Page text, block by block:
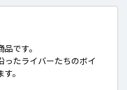
です。
ったライバーたちのボイ
。